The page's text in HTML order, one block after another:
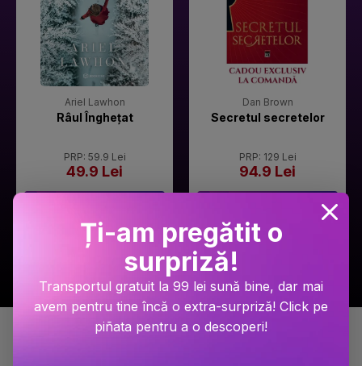
Ariel Lawhon
Râul Înghețat
PRP: 59.9 Lei
49.9 Lei
Dan Brown
Secretul secretelor
PRP: 129 Lei
94.9 Lei
Detalii produs
Ți-am pregătit o
surpriză!
Transportul gratuit la 99 lei sună bine, dar mai
avem pentru tine încă o extra-surpriză! Click pe
piñata pentru a o descoperi!